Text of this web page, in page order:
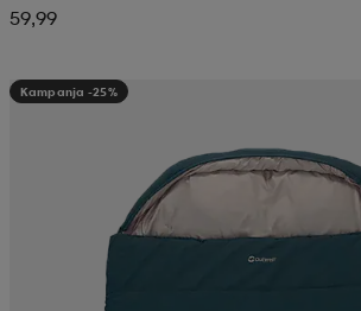
59,99
Kampanja -25%